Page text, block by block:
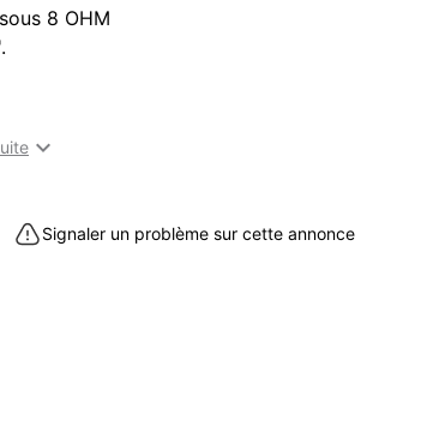
8 OHM

Signaler un problème sur cette annonce